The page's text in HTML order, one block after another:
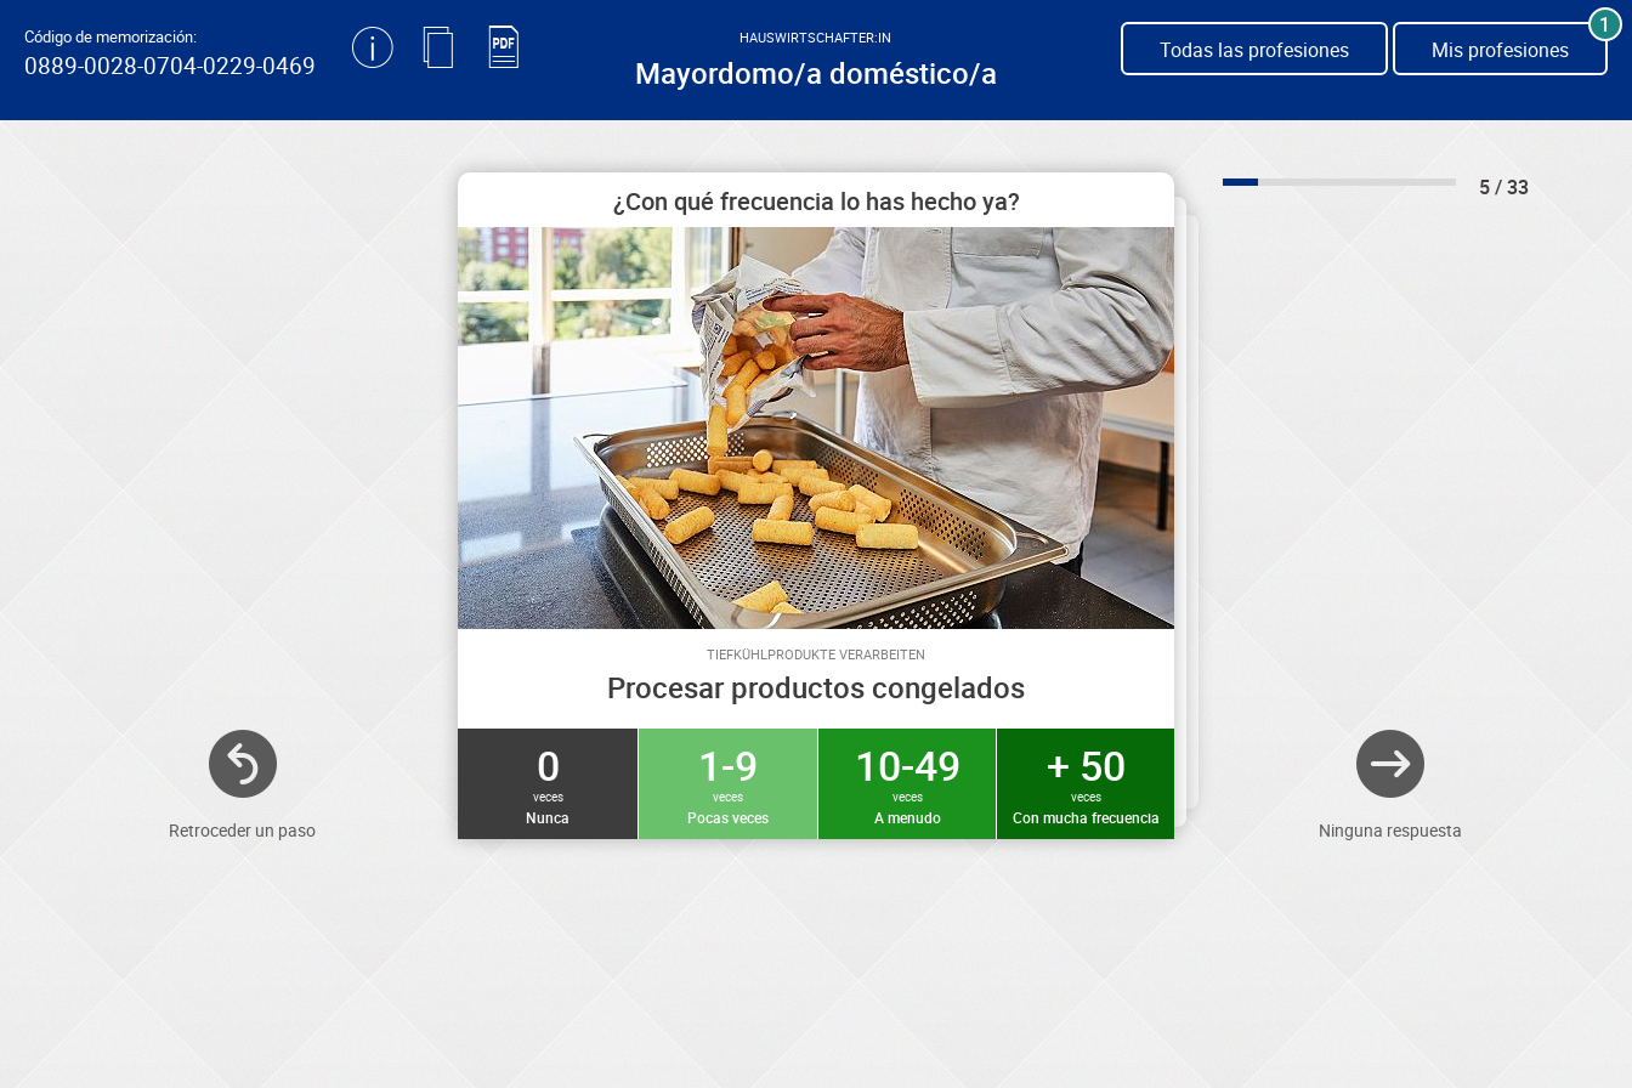
Código de memorización:
0889-0028-0704-0229-0469
HAUSWIRTSCHAFTER:IN
Mayordomo/a doméstico/a
Todas las profesiones Mis profesiones
1
Retroceder un paso
¿Con qué frecuencia lo has hecho ya?
TIEFKÜHLPRODUKTE VERARBEITEN
Procesar productos congelados
0
veces
Nunca
1-9
veces
Pocas veces
10-49
veces
A menudo
+ 50
veces
Con mucha frecuencia
5 / 33
Ninguna respuesta